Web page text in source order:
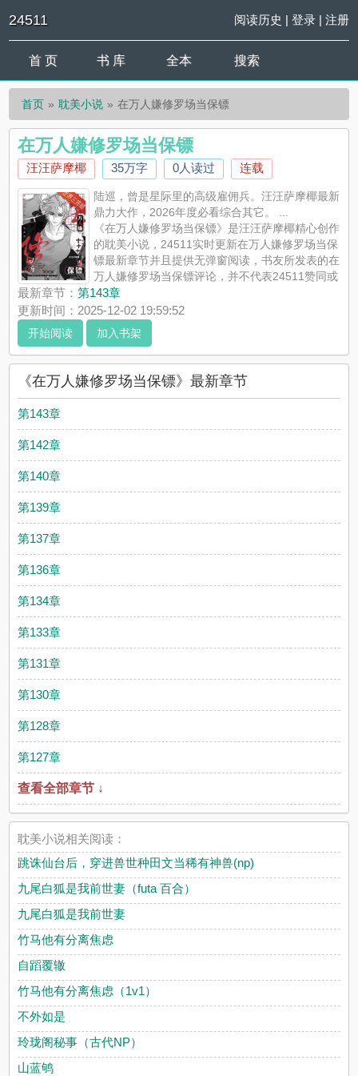
24511 阅读历史 | 登录| 注册
首 页 书 库 全本 搜索
首页 耽美小说 在万人嫌修罗场当保镖
在万人嫌修罗场当保镖
汪汪萨摩椰 35万字 0人读过 连载
陆巡，曾是星际里的高级雇佣兵。汪汪萨摩椰最新
鼎力大作，2026年度必看综合其它。 ...
《在万人嫌修罗场当保镖》是汪汪萨摩椰精心创作
的耽美小说，24511实时更新在万人嫌修罗场当保
镖最新章节并且提供无弹窗阅读，书友所发表的在
万人嫌修罗场当保镖评论，并不代表24511赞同或
者支持在万人嫌修罗场当保镖读者的观点。
最新章节：第143章
更新时间：2025-12-02 19:59:52
开始阅读 加入书架
《在万人嫌修罗场当保镖》最新章节
第143章
第142章
第140章
第139章
第137章
第136章
第134章
第133章
第131章
第130章
第128章
第127章
查看全部章节 ↓
耽美小说相关阅读：
跳诛仙台后，穿进兽世种田文当稀有神兽(np)
九尾白狐是我前世妻（futa 百合）
九尾白狐是我前世妻
竹马他有分离焦虑
自蹈覆辙
竹马他有分离焦虑（1v1）
不外如是
玲珑阁秘事（古代NP）
山蓝鸲